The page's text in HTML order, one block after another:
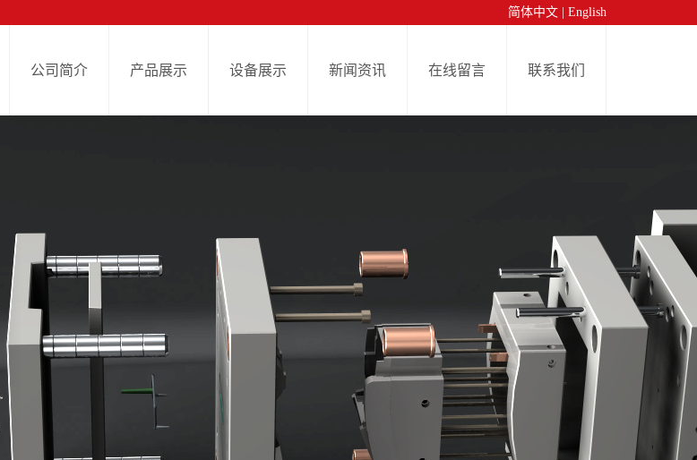
简体中文 English
公司简介 产品展示 设备展示 新闻资讯 在线留言 联系我们